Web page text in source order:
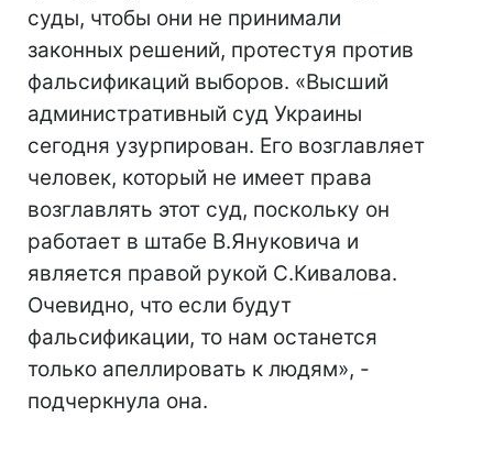
суды, чтобы они не принимали
законных решений, протестуя против
фальсификаций выборов. «Высший
административный суд Украины
сегодня узурпирован. Его возглавляет
человек, который не имеет права
возглавлять этот суд, поскольку он
работает в штабе В.Януковича и
является правой рукой С.Кивалова.
Очевидно, что если будут
фальсификации, то нам останется
только апеллировать к людям», -
подчеркнула она.